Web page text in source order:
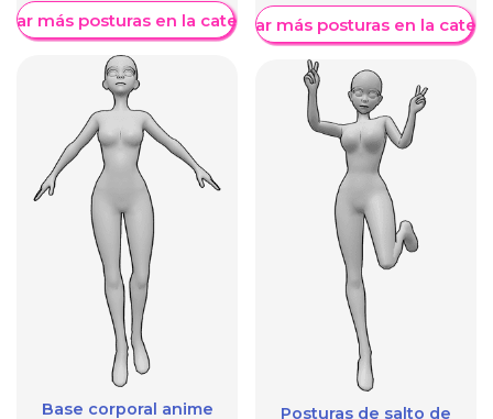
más posturas en la categoría
Base corporal anime
Mostrar más posturas en la
Posturas de salto de